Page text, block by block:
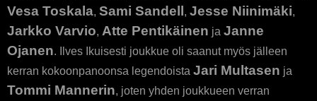
Vesa Toskala, Sami Sandell, Jesse Niinimäki,
Jarkko Varvio, Atte Pentikäinen ja Janne
Ojanen. Ilves Ikuisesti joukkue oli saanut myös jälleen
kerran kokoonpanoonsa legendoista Jari Multasen ja
Tommi Mannerin, joten yhden joukkueen verran